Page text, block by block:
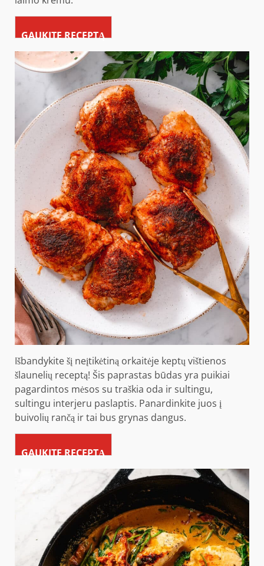
GAUKITE RECEPTĄ
Išbandykite šį neįtikėtiną orkaitėje keptų vištienos
šlaunelių receptą! Šis paprastas būdas yra puikiai
pagardintos mėsos su traškia oda ir sultingu,
sultingu interjeru paslaptis. Panardinkite juos į
buivolių rančą ir tai bus grynas dangus.
GAUKITE RECEPTĄ